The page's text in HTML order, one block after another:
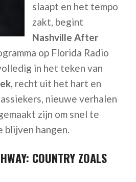
slaapt en het tempo
zakt, begint
Nashville After
op Florida Radio
in het teken van
, recht uit het hart en
nieuwe verhalen
zijn om snel te
blijven hangen.
COUNTRY ZOALS